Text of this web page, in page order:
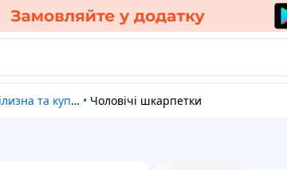
та купальні плавки • Чоловічі шкарпетки